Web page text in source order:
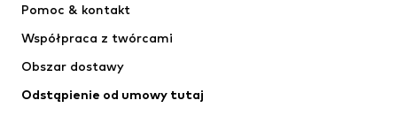
SUPERFIT
Pomoc & kontakt
Współpraca z twórcami
Obszar dostawy
Odstąpienie od umowy tutaj